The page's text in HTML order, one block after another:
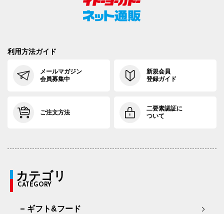
利用方法ガイド
メールマガジン
会員募集中
新規会員
登録ガイド
ご注文方法
二要素認証に
ついて
カテゴリ
CATEGORY
ギフト&フード